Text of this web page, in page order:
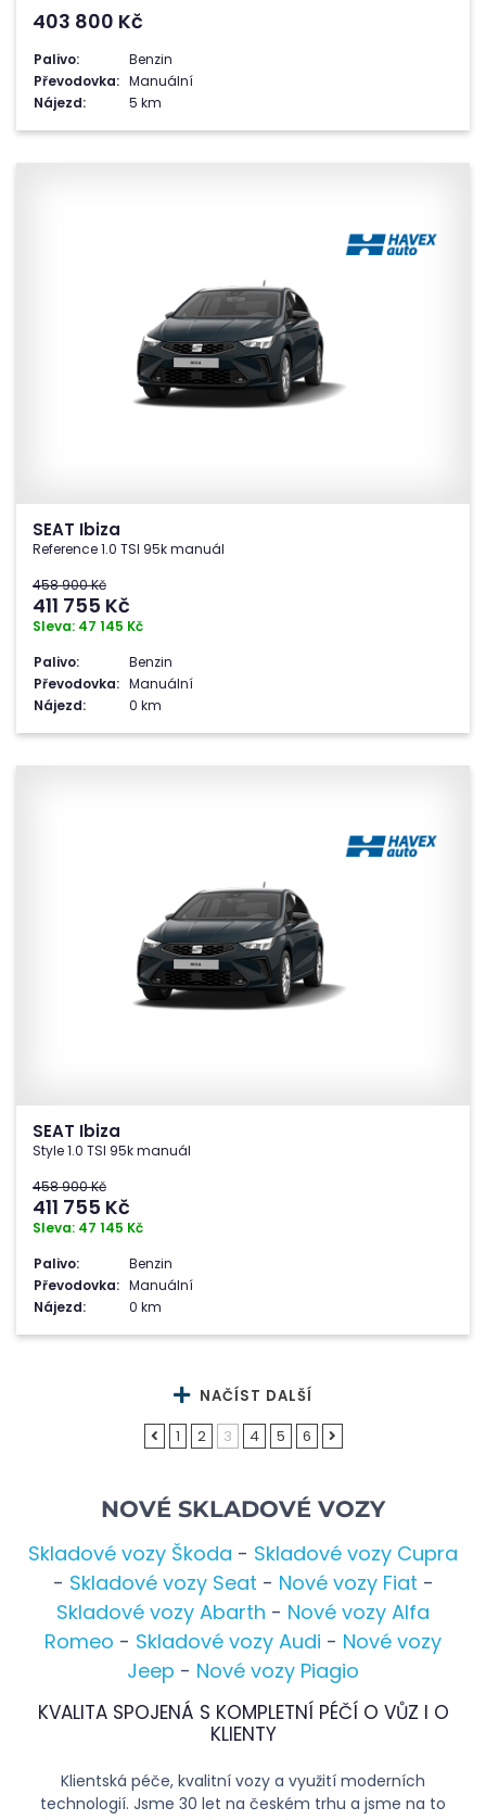
403 800 Kč
Palivo:
Benzin
Převodovka: Manuální
Nájezd:
5 km
SEAT Ibiza
Reference 1.0 TSI 95k manuál
458 900 Kč
411 755 Kč
Sleva: 47 145 Kč
Palivo:
Benzin
Převodovka: Manuální
Nájezd:
0 km
SEAT Ibiza
Style 1.0 TSI 95k manuál
458 900 Kč
411 755 Kč
Sleva: 47 145 Kč
Palivo:
Benzin
Převodovka: Manuální
Nájezd:
0 km
NAČÍST DALŠÍ
1
2 3 4 5 6
NOVÉ SKLADOVÉ VOZY
Skladové vozy Škoda - Skladové vozy Cupra
- Skladové vozy Seat - Nové vozy Fiat -
Skladové vozy Abarth - Nové vozy Alfa
Romeo - Skladové vozy Audi - Nové vozy
Jeep - Nové vozy Piagio
KVALITA SPOJENÁ S KOMPLETNÍ PÉČÍ O VŮZ I O
KLIENTY
Klientská péče, kvalitní vozy a využití moderních
technologií. Jsme 30 let na českém trhu a jsme na to